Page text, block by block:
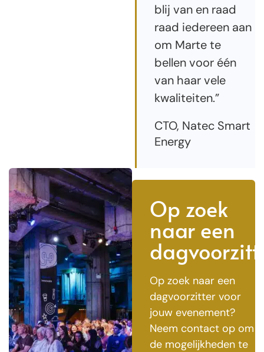
blij van en raad
raad iedereen aan
om Marte te
bellen voor één
van haar vele
kwaliteiten.”
CTO, Natec Smart
Energy
Op zoek
naar een
Op zoek naar een
dagvoorzitter voor
jouw evenement?
Neem contact op om
de mogelijkheden te